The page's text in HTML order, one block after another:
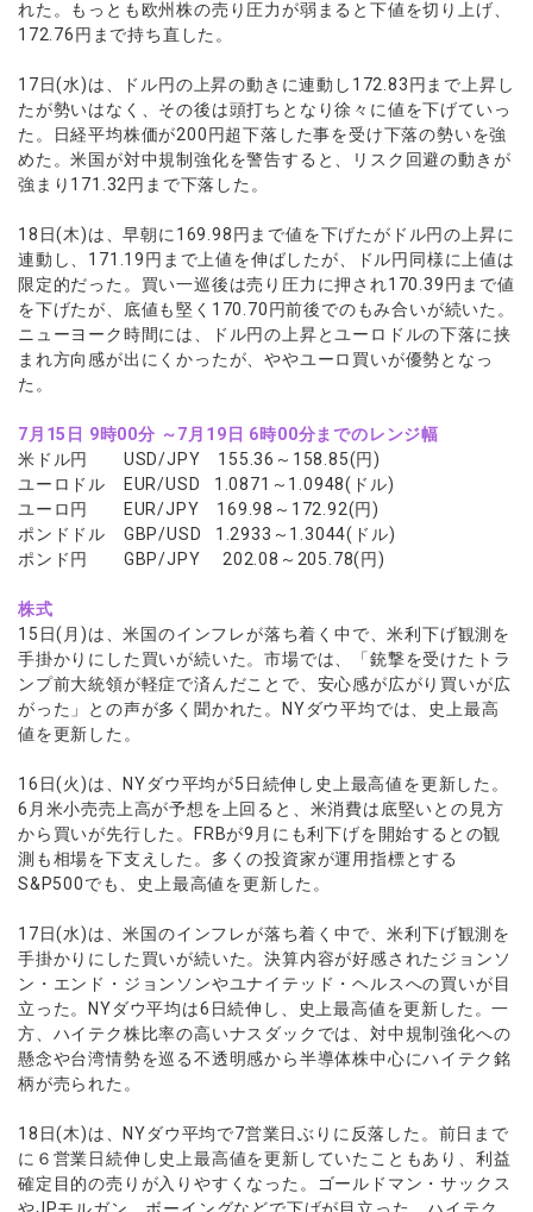
れた。もっとも欧州株の売り圧力が弱まると下値を切り上げ、
172.76円まで持ち直した。
17日(水)は、ドル円の上昇の動きに連動し172.83円まで上昇し
たが勢いはなく、その後は頭打ちとなり徐々に値を下げていっ
た。日経平均株価が200円超下落した事を受け下落の勢いを強
めた。米国が対中規制強化を警告すると、リスク回避の動きが
強まり171.32円まで下落した。
18日(木)は、早朝に169.98円まで値を下げたがドル円の上昇に
連動し、171.19円まで上値を伸ばしたが、ドル円同様に上値は
限定的だった。買い一巡後は売り圧力に押され170.39円まで値
を下げたが、底値も堅く170.70円前後でのもみ合いが続いた。
ニューヨーク時間には、ドル円の上昇とユーロドルの下落に挟
まれ方向感が出にくかったが、ややユーロ買いが優勢となっ
た。
7 月 15 日 9時00分 ～7 月 19 日 6時00分までのレンジ幅
米ドル円 USD/JPY 155.36～158.85(円)
ユーロドル EUR/USD 1.0871～1.0948(ドル)
ユーロ円 EUR/JPY 169.98～172.92(円)
ポンドドル GBP/USD 1.2933～1.3044(ドル)
ポンド円 GBP/JPY 202.08～205.78(円)
株式
15日(月)は、米国のインフレが落ち着く中で、米利下げ観測を
手掛かりにした買いが続いた。市場では、「銃撃を受けたトラ
ンプ前大統領が軽症で済んだことで、安心感が広がり買いが広
がった」との声が多く聞かれた。NYダウ平均では、史上最高
値を更新した。
16日(火)は、NYダウ平均が5日続伸し史上最高値を更新した。
6月米小売売上高が予想を上回ると、米消費は底堅いとの見方
から買いが先行した。FRBが9月にも利下げを開始するとの観
測も相場を下支えした。多くの投資家が運用指標とする
S&P500でも、史上最高値を更新した。
17日(水)は、米国のインフレが落ち着く中で、米利下げ観測を
手掛かりにした買いが続いた。決算内容が好感されたジョンソ
ン・エンド・ジョンソンやユナイテッド・ヘルスへの買いが目
立った。NYダウ平均は6日続伸し、史上最高値を更新した。一
方、ハイテク株比率の高いナスダックでは、対中規制強化への
懸念や台湾情勢を巡る不透明感から半導体株中心にハイテク銘
柄が売られた。
18日(木)は、NYダウ平均で7営業日ぶりに反落した。前日まで
に６営業日続伸し史上最高値を更新していたこともあり、利益
確定目的の売りが入りやすくなった。ゴールドマン・サックス